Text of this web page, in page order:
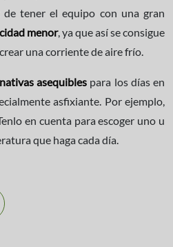
de tener el equipo con una gran
menor, ya que así se consigue
una corriente de aire frío.
asequibles para los días en
asfixiante. Por ejemplo,
en cuenta para escoger uno u
que haga cada día.